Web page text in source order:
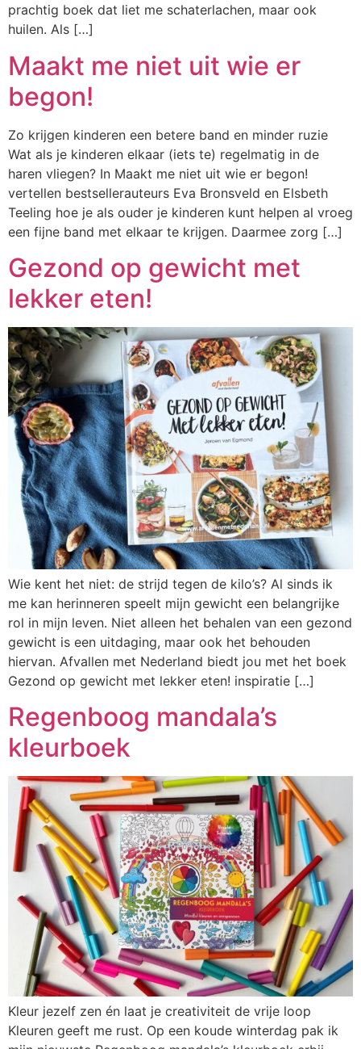
prachtig boek dat liet me schaterlachen, maar ook
huilen. Als […]
Maakt me niet uit wie er
begon!
Zo krijgen kinderen een betere band en minder ruzie
Wat als je kinderen elkaar (iets te) regelmatig in de
haren vliegen? In Maakt me niet uit wie er begon!
vertellen bestsellerauteurs Eva Bronsveld en Elsbeth
Teeling hoe je als ouder je kinderen kunt helpen al vroeg
een fijne band met elkaar te krijgen. Daarmee zorg […]
Gezond op gewicht met
lekker eten!
Wie kent het niet: de strijd tegen de kilo’s? Al sinds ik
me kan herinneren speelt mijn gewicht een belangrijke
rol in mijn leven. Niet alleen het behalen van een gezond
gewicht is een uitdaging, maar ook het behouden
hiervan. Afvallen met Nederland biedt jou met het boek
Gezond op gewicht met lekker eten! inspiratie […]
Regenboog mandala’s
kleurboek
Kleur jezelf zen én laat je creativiteit de vrije loop
Kleuren geeft me rust. Op een koude winterdag pak ik